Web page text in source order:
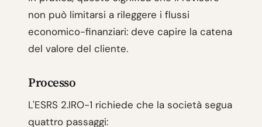
non può limitarsi a rileggere i flussi
economico-finanziari: deve capire la catena
del valore del cliente.
Processo
L'ESRS 2.IRO-1 richiede che la società segua
quattro passaggi: